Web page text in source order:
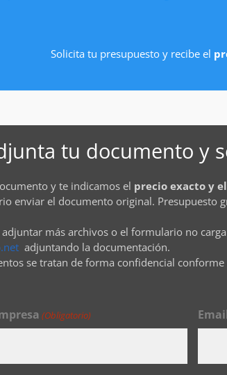
Solicita tu presupuesto y recibe el
tu documento y
y te indicamos el precio exacto y
enviar el documento original. Presupuesto
adjuntar más archivos o el formulario no
adjuntando la documentación.
se tratan de forma confidencial conforme
(Obligatorio)